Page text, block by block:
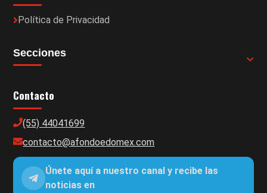
Política de Privacidad
Secciones
Contacto
(55) 44041699
contacto@afondoedomex.com
Únete aquí a nuestro canal y recibe las
noticias en